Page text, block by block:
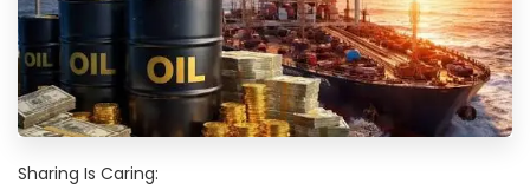
Sharing Is Caring: